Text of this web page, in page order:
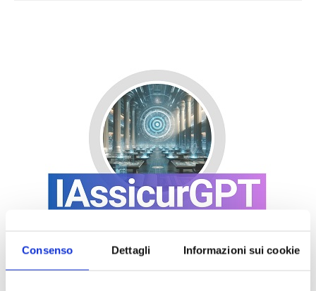
Consenso Dettagli Informazioni sui cookie